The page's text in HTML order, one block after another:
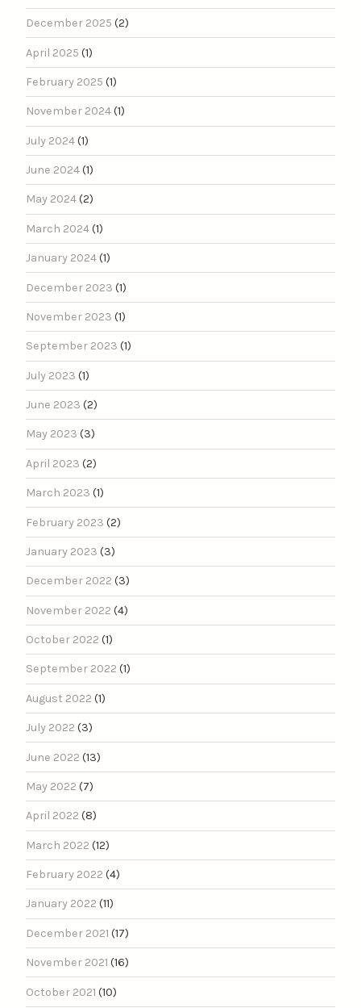
December 2025 (2)
April 2025 (1)
February 2025 (1)
November 2024(1)
July 2024(1)
June 2024(1)
May 2024(2)
March 2024(1)
January 2024(1)
December 2023 (1)
November 2023 (1)
September 2023 (1)
July 2023 (1)
June 2023 (2)
May 2023 (3)
April 2023 (2)
March 2023 (1)
February 2023 (2)
January 2023 (3)
December 2022 (3)
November 2022 (4)
October 2022 (1)
September 2022 (1)
August 2022 (1)
July 2022 (3)
June 2022 (13)
May 2022 (7)
April 2022 (8)
March 2022 (12)
February 2022 (4)
January 2022 (11)
December 2021 (17)
November 2021 (16)
October 2021 (10)